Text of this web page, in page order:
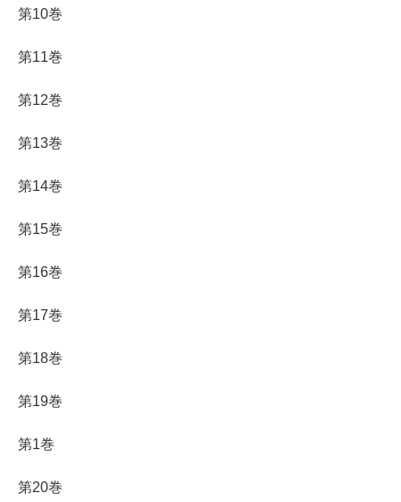
第10巻
第11巻
第12巻
第13巻
第14巻
第15巻
第16巻
第17巻
第18巻
第19巻
第1巻
第20巻